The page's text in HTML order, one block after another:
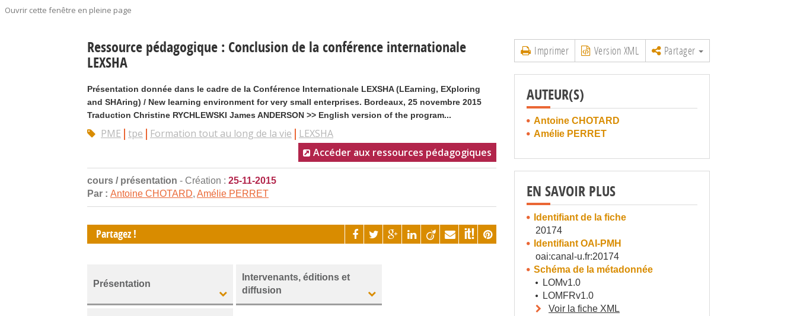
Ouvrir cette fenêtre en pleine page
Imprimer Version XML Partager
Ressource pédagogique : Conclusion de la conférence internationale
LEXSHA
Présentation donnée dans le cadre de la Conférence Internationale LEXSHA (LEarning, EXploring
and SHAring) / New learning environment for very small enterprises. Bordeaux, 25 novembre 2015
Traduction Christine RYCHLEWSKI James ANDERSON >> English version of the program...
PME tpe Formation tout au long de la vie
LEXSHA
Accéder aux ressources pédagogiques
cours / présentation - Création : 25-11-2015
Par : Antoine CHOTARD, Amélie PERRET
Partagez !
Présentation
Intervenants, éditions et
diffusion
AUTEUR(S)
Antoine CHOTARD
Amélie PERRET
EN SAVOIR PLUS
Identifiant de la fiche
20174
Identifiant OAI-PMH
oai:canal-u.fr:20174
Schéma de la métadonnée
LOMv1.0
LOMFRv1.0
Voir la fiche XML